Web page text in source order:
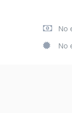
No
No